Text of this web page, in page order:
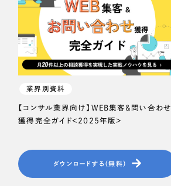
業界別資料
【コンサル業界向け】WEB集客＆問い合わせ
獲得完全ガイド＜2025年版＞
ダウンロードする（無料）